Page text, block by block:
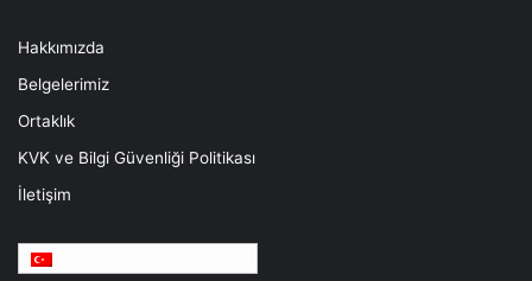
Hakkımızda
Belgelerimiz
Ortaklık
KVK ve Bilgi Güvenliği Politikası
İletişim